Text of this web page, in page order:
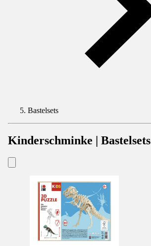
Bastelsets
Kinderschminke | Bastelsets